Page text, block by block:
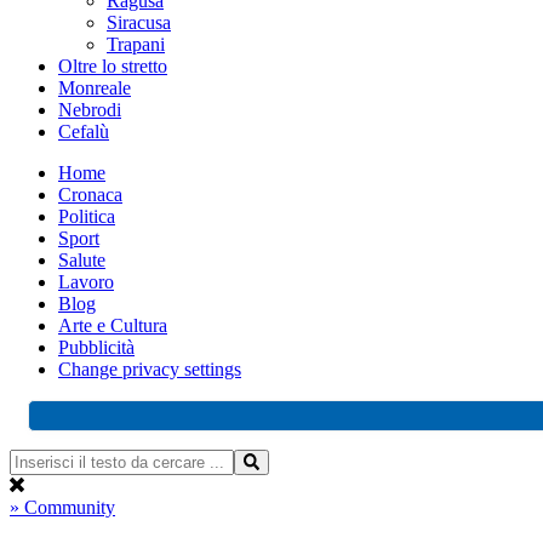
Siracusa
Trapani
Oltre lo stretto
Monreale
Nebrodi
Cefalù
Home
Cronaca
Politica
Sport
Salute
Lavoro
Blog
Arte e Cultura
Pubblicità
Change privacy settings
» Community